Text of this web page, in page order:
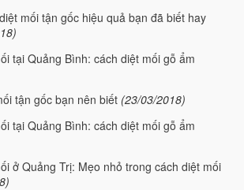
mối tận gốc hiệu quả bạn đã biết hay
tại Quảng Bình: cách diệt mối gỗ ẩm
tận gốc bạn nên biết (23/03/2018)
tại Quảng Bình: cách diệt mối gỗ ẩm
ở Quảng Trị: Mẹo nhỏ trong cách diệt mối